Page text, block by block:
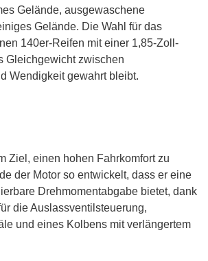
Gelände, ausgewaschene
Gelände. Die Wahl für das
140er-Reifen mit einer 1,85-Zoll-
Gleichgewicht zwischen
Wendigkeit gewahrt bleibt.
Ziel, einen hohen Fahrkomfort zu
der Motor so entwickelt, dass er eine
Drehmomentabgabe bietet, dank
die Auslassventilsteuerung,
und eines Kolbens mit verlängertem